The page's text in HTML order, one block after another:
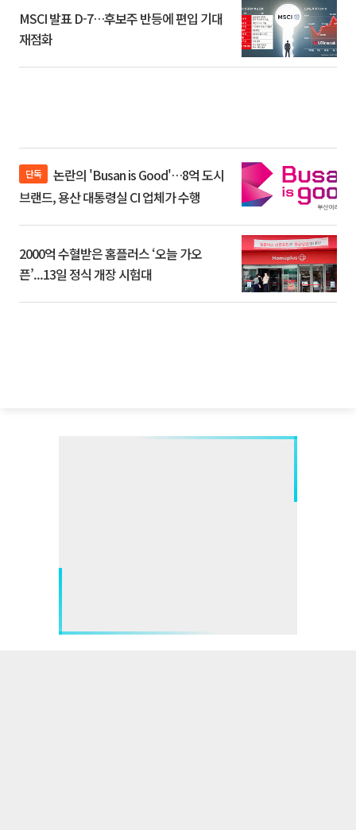
MSCI 발표 D-7…후보주 반등에 편입 기대
재점화
단독
브랜드, 용산 대통령실 CI 업체가 수행
2000억 수혈받은 홈플러스 ‘오늘 가오
픈’...13일 정식 개장 시험대